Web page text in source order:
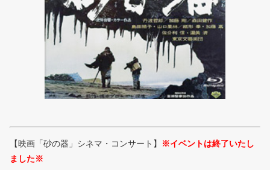
【映画「砂の器」シネマ・コンサート】
※イベントは終了いたし
ました※